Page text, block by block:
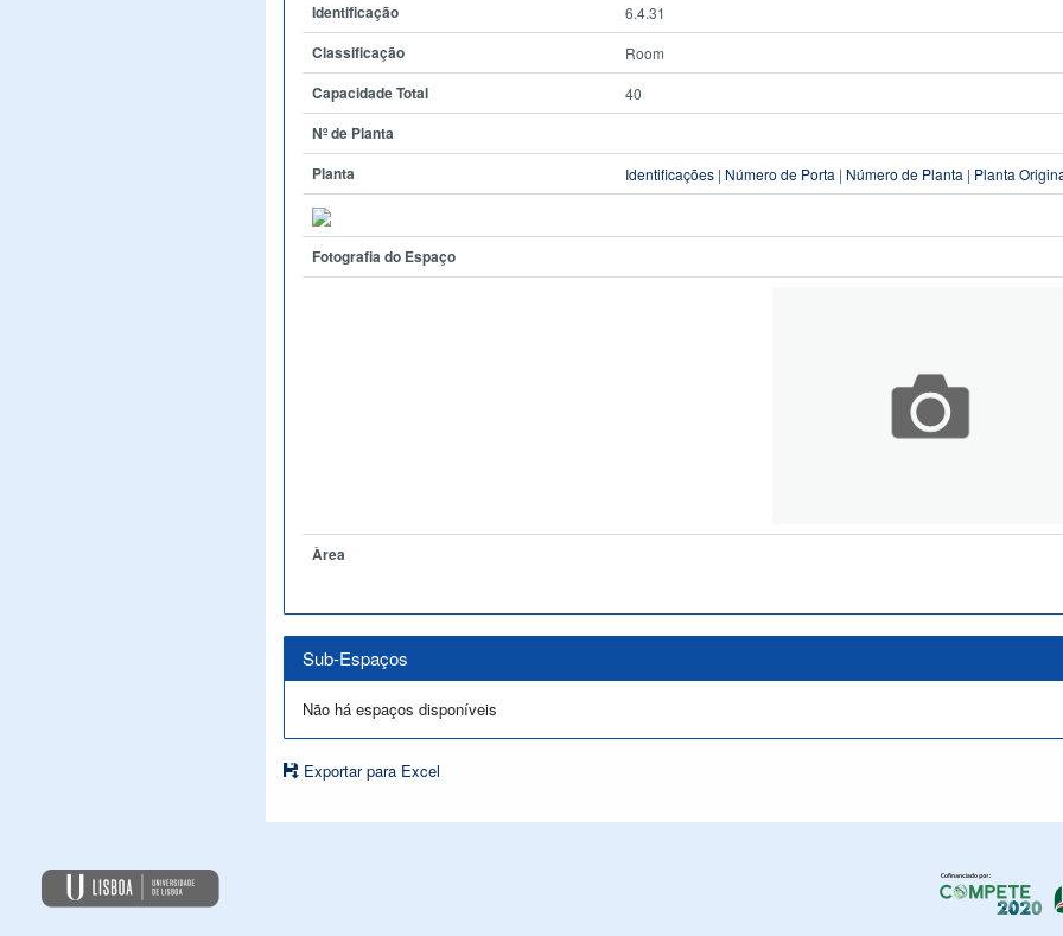
Identificação 6.4.31
Classificação Room
Capacidade Total 40
Nº de Planta
Planta
Identificações | Número de Porta | Número de Planta | Planta
Fotografia do Espaço
Àrea
Sub-Espaços
Não há espaços disponíveis
Exportar para Excel